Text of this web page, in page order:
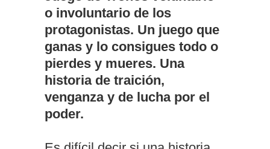
o involuntario de los
protagonistas. Un juego que
ganas y lo consigues todo o
pierdes y mueres. Una
historia de traición,
venganza y de lucha por el
poder.